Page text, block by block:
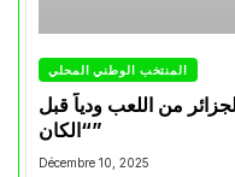
المنتخب الوطني المحلي
من اللعب ودياً قبل
“الكان”
Décembre 10, 2025